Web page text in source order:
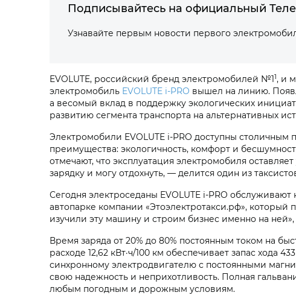
Подписывайтесь на официальный
Узнавайте первым новости первого
EVOLUTE, российский бренд электромобилей №11, и
электромобиль EVOLUTE i‑PRO вышел на линию.
а весомый вклад в поддержку экологических
развитию сегмента транспорта на альтернативных
Электромобили EVOLUTE i‑PRO доступны столичным
преимущества: экологичность, комфорт и
отмечают, что эксплуатация электромобиля
зарядку и могу отдохнуть, — делится один из
Сегодня электроседаны EVOLUTE i‑PRO
автопарке компании «Этоэлектротакси.рф», который
изучили эту машину и строим бизнес именно на
Время заряда от 20% до 80% постоянным током на
расходе 12,62 кВт·ч/100 км обеспечивает запас
синхронному электродвигателю с постоянными
свою надежность и неприхотливость. Полная
любым погодным и дорожным условиям.